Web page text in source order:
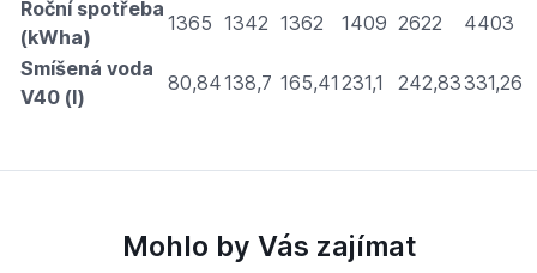
Roční spotřeba
(kWha)
1365 1342 1362 1409 2622
4403
Smíšená voda
V40 (l)
80,84138,7 165,41 231,1 242,83331,26
Mohlo by Vás zajímat